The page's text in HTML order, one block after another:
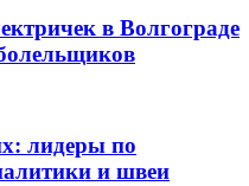
в Волгограде
лидеры по
и швеи